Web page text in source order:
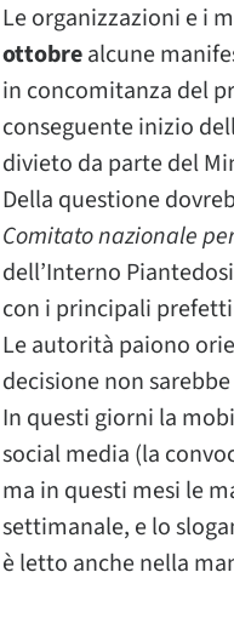
Le organizzazioni e i
ottobrealcune
in concomitanza del
conseguente inizio
divieto da parte del
Della questione
Comitato nazionale
dell’Interno
con i principali
Le autorità paiono
decisione non
In questi giorni la
social media (la
ma in questi mesi le
settimanale, e lo
è letto anche nella